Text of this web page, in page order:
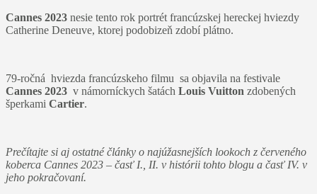
Cannes 2023 nesie tento rok portrét francúzskej hereckej hviezdy
Catherine Deneuve, ktorej podobizeň zdobí plátno.
79-ročná hviezda francúzskeho filmu sa objavila na festivale
Cannes 2023 v námorníckych šatách Louis Vuitton zdobených
šperkami Cartier.
Prečítajte si aj ostatné články o najúžasnejších lookoch z červeného
koberca Cannes 2023 – časť I., II. v histórii tohto blogu a časť IV. v
jeho pokračovaní.